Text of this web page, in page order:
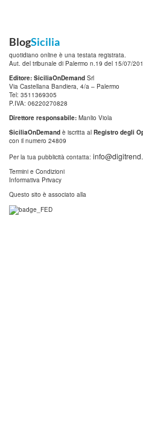
BlogSicilia
quotidiano online è una testata registrata.
Aut. del tribunale di Palermo n.19 del 15/07/
Editore: SiciliaOnDemand Srl
Via Castellana Bandiera, 4/a – Palermo
Tel: 3511369305
P.IVA: 06220270828
Direttore responsabile: Manlio Viola
SiciliaOnDemand è iscritta al Registro degli
con il numero 24809
Per la tua pubblicità contatta:
Termini e Condizioni
Informativa Privacy
Questo sito è associato alla